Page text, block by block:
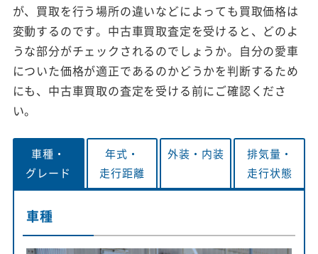
が、買取を行う場所の違いなどによっても買取価格は
変動するのです。中古車買取査定を受けると、どのよ
うな部分がチェックされるのでしょうか。自分の愛車
についた価格が適正であるのかどうかを判断するため
にも、中古車買取の査定を受ける前にご確認くださ
い。
車種・
グレード
年式・
走行距離
外装・ 内装
排気量・
走行状態
車種